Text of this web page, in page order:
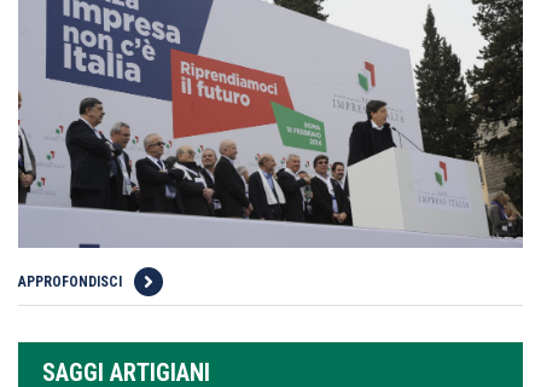
APPROFONDISCI
SAGGI ARTIGIANI